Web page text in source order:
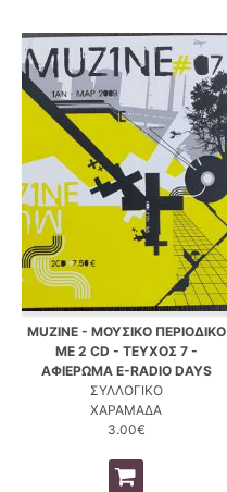
MUZINE - ΜΟΥΣΙΚΟ ΠΕΡΙΟΔΙΚΟ
ΜΕ 2 CD - ΤΕΥΧΟΣ 7 -
ΑΦΙΕΡΩΜΑ E-RADIO DAYS
ΣΥΛΛΟΓΙΚΟ
ΧΑΡΑΜΑΔΑ
3.00€